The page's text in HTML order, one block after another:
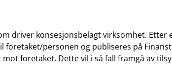
driver konsesjonsbelagt virksomhet.
personen og publiseres på
foretaket. Dette vil i så fall framgå av